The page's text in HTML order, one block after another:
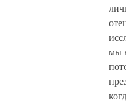
мы